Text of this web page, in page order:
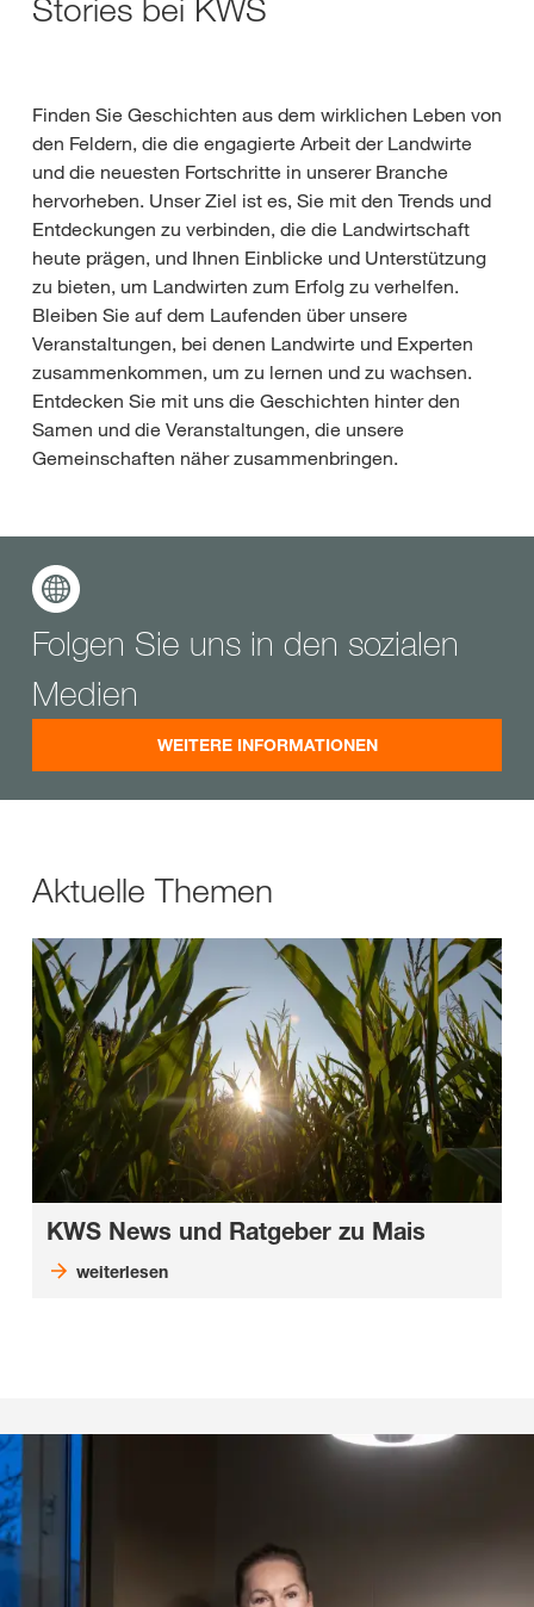
Stories bei KWS
Finden Sie Geschichten aus dem wirklichen Leben von
den Feldern, die die engagierte Arbeit der Landwirte
und die neuesten Fortschritte in unserer Branche
hervorheben. Unser Ziel ist es, Sie mit den Trends und
Entdeckungen zu verbinden, die die Landwirtschaft
heute prägen, und Ihnen Einblicke und Unterstützung
zu bieten, um Landwirten zum Erfolg zu verhelfen.
Bleiben Sie auf dem Laufenden über unsere
Veranstaltungen, bei denen Landwirte und Experten
zusammenkommen, um zu lernen und zu wachsen.
Entdecken Sie mit uns die Geschichten hinter den
Samen und die Veranstaltungen, die unsere
Gemeinschaften näher zusammenbringen.
Folgen Sie uns in den sozialen
Medien
WEITERE INFORMATIONEN
Aktuelle Themen
KWS News und Ratgeber zu Mais
weiterlesen